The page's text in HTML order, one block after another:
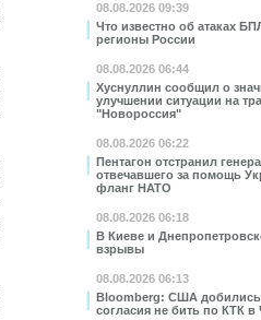
08.08.2026 09:39
Что известно об атаках
регионы России
08.08.2026 06:44
Хуснуллин сообщил о
улучшении ситуации на
"Новороссия"
08.08.2026 06:22
Пентагон отстранил
отвечавшего за помощь
фланг НАТО
08.08.2026 06:18
В Киеве и
взрывы
08.08.2026 06:13
Bloomberg: США
согласия не бить по КТК